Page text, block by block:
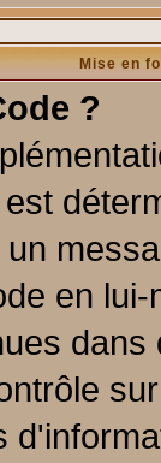
Mise en
?
en